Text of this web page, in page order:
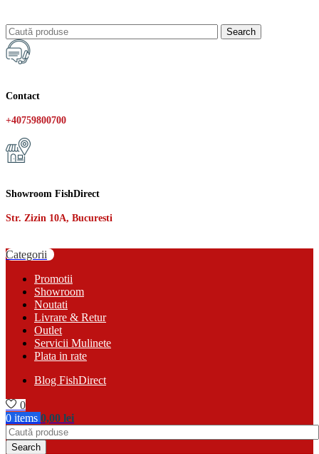
Search
Contact
+40759800700
Showroom FishDirect
Str. Zizin 10A, Bucuresti
Categorii
Promotii
Showroom
Noutati
Livrare & Retur
Outlet
Servicii Mulinete
Plata in rate
Blog FishDirect
0
0 items 0,00 lei
Search